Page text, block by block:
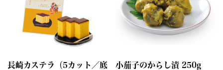
長崎カステラ（5カット／底
小茄子のからし漬 250g